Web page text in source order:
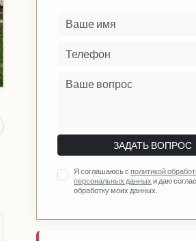
ЗАДАТЬ ВОПРОС
Я соглашаюсь с политикой
персональных данных и даю
обработку моих данных.